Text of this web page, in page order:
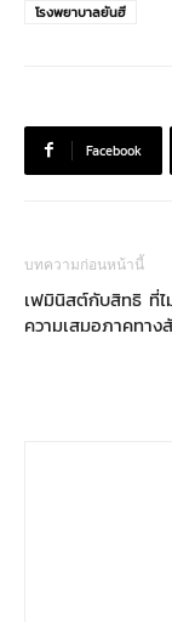
โรงพยาบาลยันฮี
Facebook
บทความก่อนหน้านี้
เฟมินิสต์กับสิทธิ ที่ไ
ความเสมอภาคทาง